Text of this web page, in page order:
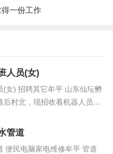
一份工作
人员(女)
女) 招聘其它牟平 山东仙坛孵
村北，现招收看机器人员数
管道
便民电脑家电维修牟平 管道